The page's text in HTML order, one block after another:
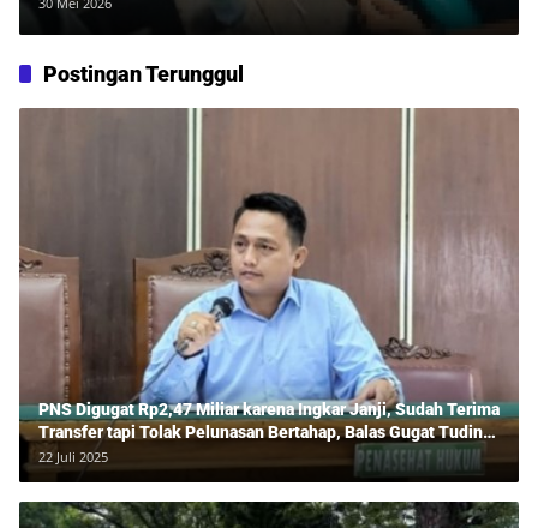
Postingan Terunggul
PNS Digugat Rp2,47 Miliar karena Ingkar Janji, Sudah Terima
Transfer tapi Tolak Pelunasan Bertahap, Balas Gugat Tuding
Lawan Tipu Rp850 Juta
22 Juli 2025